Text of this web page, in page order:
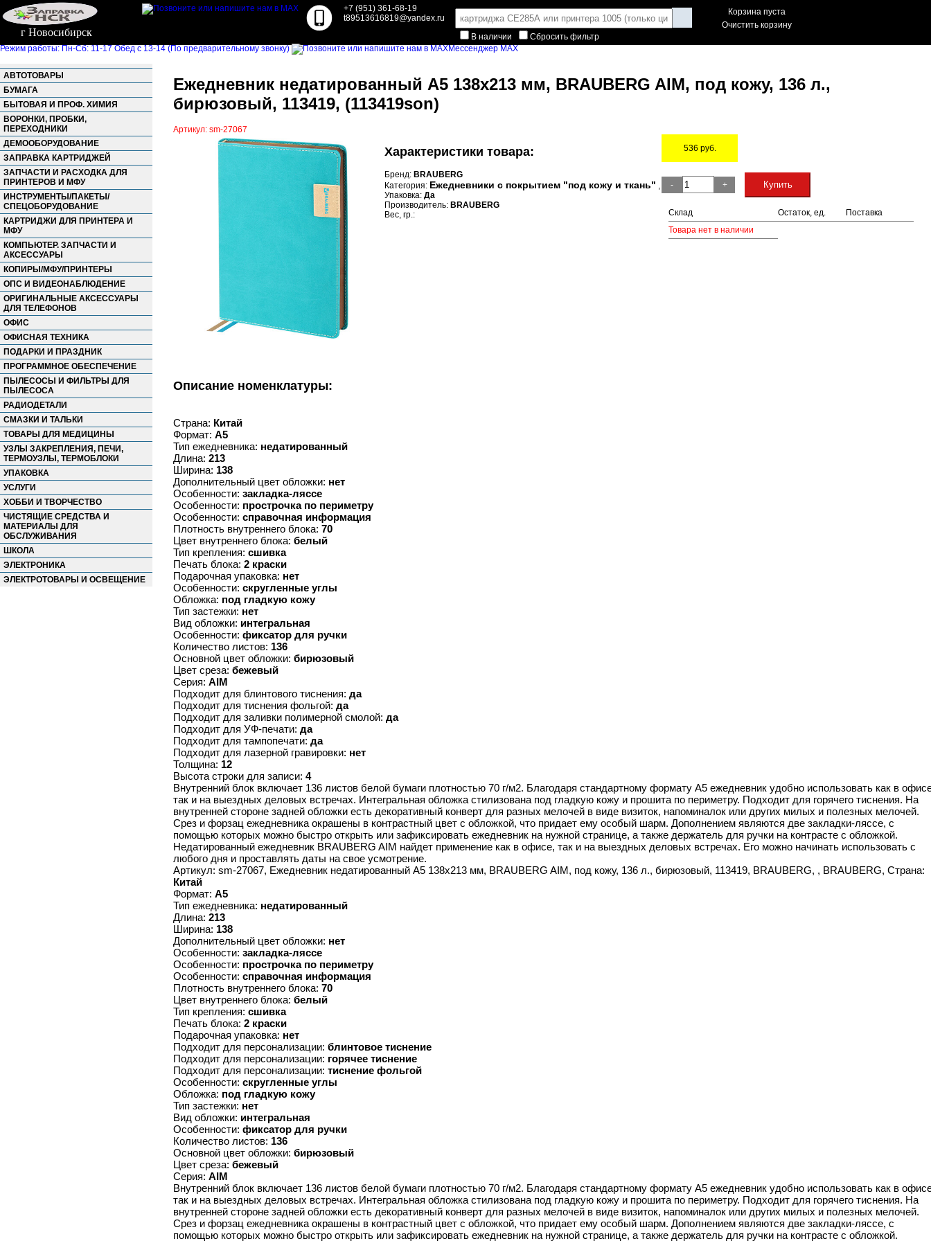
г Новосибирск
+7 (951) 361-68-19
t89513616819@yandex.ru
В наличии
Сбросить фильтр
Корзина пуста
Очистить корзину
Режим работы: Пн-Сб: 11-17 Обед с 13-14 (По предварительному звонку) Мессенджер MAX
АВТОТОВАРЫ
БУМАГА
БЫТОВАЯ И ПРОФ. ХИМИЯ
ВОРОНКИ, ПРОБКИ,
ПЕРЕХОДНИКИ
ДЕМООБОРУДОВАНИЕ
ЗАПРАВКА КАРТРИДЖЕЙ
ЗАПЧАСТИ И РАСХОДКА ДЛЯ
ПРИНТЕРОВ И МФУ
ИНСТРУМЕНТЫ/ПАКЕТЫ/
СПЕЦОБОРУДОВАНИЕ
КАРТРИДЖИ ДЛЯ ПРИНТЕРА И
МФУ
КОМПЬЮТЕР. ЗАПЧАСТИ И
АКСЕССУАРЫ
КОПИРЫ/МФУ/ПРИНТЕРЫ
ОПС И ВИДЕОНАБЛЮДЕНИЕ
ОРИГИНАЛЬНЫЕ АКСЕССУАРЫ
ДЛЯ ТЕЛЕФОНОВ
ОФИС
ОФИСНАЯ ТЕХНИКА
ПОДАРКИ И ПРАЗДНИК
ПРОГРАММНОЕ ОБЕСПЕЧЕНИЕ
ПЫЛЕСОСЫ И ФИЛЬТРЫ ДЛЯ
ПЫЛЕСОСА
РАДИОДЕТАЛИ
СМАЗКИ И ТАЛЬКИ
ТОВАРЫ ДЛЯ МЕДИЦИНЫ
УЗЛЫ ЗАКРЕПЛЕНИЯ, ПЕЧИ,
ТЕРМОУЗЛЫ, ТЕРМОБЛОКИ
УПАКОВКА
УСЛУГИ
ХОББИ И ТВОРЧЕСТВО
ЧИСТЯЩИЕ СРЕДСТВА И
МАТЕРИАЛЫ ДЛЯ
ОБСЛУЖИВАНИЯ
ШКОЛА
ЭЛЕКТРОНИКА
ЭЛЕКТРОТОВАРЫ И ОСВЕЩЕНИЕ
Ежедневник недатированный А5 138х213 мм, BRAUBERG AIM, под кожу, 136 л.,
бирюзовый, 113419, (113419son)
Артикул: sm-27067
Характеристики товара:
Бренд: BRAUBERG
Категория: Ежедневники с покрытием "под кожу и ткань" ,
Упаковка: Да
Производитель: BRAUBERG
Вес, гр.:
536 руб.
-
+ Купить
Склад Остаток, ед.
Поставка
Товара нет в наличии
Описание номенклатуры:
Страна: Китай
Формат: А5
Тип ежедневника: недатированный
Длина: 213
Ширина: 138
Дополнительный цвет обложки: нет
Особенности: закладка-ляссе
Особенности: прострочка по периметру
Особенности: справочная информация
Плотность внутреннего блока: 70
Цвет внутреннего блока: белый
Тип крепления: сшивка
Печать блока: 2 краски
Подарочная упаковка: нет
Особенности: скругленные углы
Обложка: под гладкую кожу
Тип застежки: нет
Вид обложки: интегральная
Особенности: фиксатор для ручки
Количество листов: 136
Основной цвет обложки: бирюзовый
Цвет среза: бежевый
Серия: AIM
Подходит для блинтового тиснения: да
Подходит для тиснения фольгой: да
Подходит для заливки полимерной смолой: да
Подходит для УФ-печати: да
Подходит для тампопечати: да
Подходит для лазерной гравировки: нет
Толщина: 12
Высота строки для записи: 4
Внутренний блок включает 136 листов белой бумаги плотностью 70 г/м2. Благодаря стандартному формату А5 ежедневник удобно использовать как в
так и на выездных деловых встречах. Интегральная обложка стилизована под гладкую кожу и прошита по периметру. Подходит для горячего тиснения. На
внутренней стороне задней обложки есть декоративный конверт для разных мелочей в виде визиток, напоминалок или других милых и полезных мелочей.
Срез и форзац ежедневника окрашены в контрастный цвет с обложкой, что придает ему особый шарм. Дополнением являются две закладки-ляссе, с
помощью которых можно быстро открыть или зафиксировать ежедневник на нужной странице, а также держатель для ручки на контрасте с обложкой.
Недатированный ежедневник BRAUBERG AIM найдет применение как в офисе, так и на выездных деловых встречах. Его можно начинать использовать с
любого дня и проставлять даты на свое усмотрение.
Артикул: sm-27067, Ежедневник недатированный А5 138х213 мм, BRAUBERG AIM, под кожу, 136 л., бирюзовый, 113419, BRAUBERG, , BRAUBERG, Страна:
Китай
Формат: А5
Тип ежедневника: недатированный
Длина: 213
Ширина: 138
Дополнительный цвет обложки: нет
Особенности: закладка-ляссе
Особенности: прострочка по периметру
Особенности: справочная информация
Плотность внутреннего блока: 70
Цвет внутреннего блока: белый
Тип крепления: сшивка
Печать блока: 2 краски
Подарочная упаковка: нет
Подходит для персонализации: блинтовое тиснение
Подходит для персонализации: горячее тиснение
Подходит для персонализации: тиснение фольгой
Особенности: скругленные углы
Обложка: под гладкую кожу
Тип застежки: нет
Вид обложки: интегральная
Особенности: фиксатор для ручки
Количество листов: 136
Основной цвет обложки: бирюзовый
Цвет среза: бежевый
Серия: AIM
Внутренний блок включает 136 листов белой бумаги плотностью 70 г/м2. Благодаря стандартному формату А5 ежедневник удобно использовать как в
так и на выездных деловых встречах. Интегральная обложка стилизована под гладкую кожу и прошита по периметру. Подходит для горячего тиснения. На
внутренней стороне задней обложки есть декоративный конверт для разных мелочей в виде визиток, напоминалок или других милых и полезных мелочей.
Срез и форзац ежедневника окрашены в контрастный цвет с обложкой, что придает ему особый шарм. Дополнением являются две закладки-ляссе, с
помощью которых можно быстро открыть или зафиксировать ежедневник на нужной странице, а также держатель для ручки на контрасте с обложкой.